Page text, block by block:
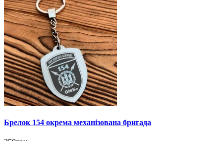
Брелок 154 окрема механізована бригада